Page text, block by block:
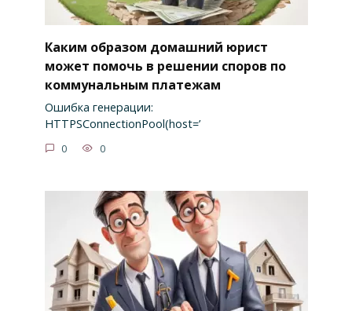
Каким образом домашний юрист
может помочь в решении споров по
коммунальным платежам
Ошибка генерации:
HTTPSConnectionPool(host=’
0 0